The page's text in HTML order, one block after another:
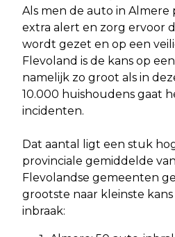
Als men de auto in Almere
extra alert en zorg ervoor
wordt gezet en op een
Flevoland is de kans op
namelijk zo groot als in
10.000 huishoudens gaat
incidenten.
Dat aantal ligt een stuk
provinciale gemiddelde
Flevolandse gemeenten
grootste naar kleinste
inbraak: